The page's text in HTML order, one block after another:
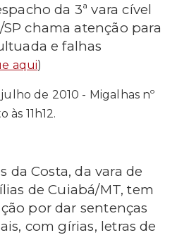
da 3ª vara cível
chama atenção para
e falhas
aqui)
de 2010 - Migalhas nº
11h12.
da Costa, da vara de
de Cuiabá/MT, tem
por dar sentenças
com gírias, letras de